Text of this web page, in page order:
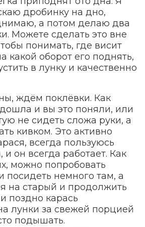
дробинку на дно,
а потом делаю два
Можете сделать это вне
понимать, где висит
какой оборот его поднять,
в лунку и качественно
ждём поклёвки. Как
и вы это поняли, или
не сидеть сложа руки, а
кивком. Это активно
всегда пользуюсь
он всегда работает. Как
можно попробовать
посидеть немного там, а
на старый и продолжить
поздно карась
лунки за свежей порцией
подышать.